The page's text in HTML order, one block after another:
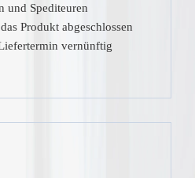
und Spediteuren
Produkt abgeschlossen
vernünftig